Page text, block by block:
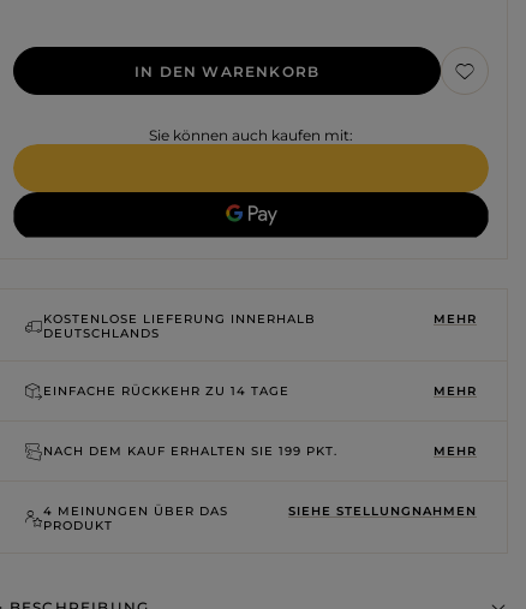
ROTE
WEISSE
IN DEN WARENKORB
Sie können auch kaufen mit:
KOSTENLOSE LIEFERUNG INNERHALB
DEUTSCHLANDS
MEHR
EINFACHE RÜCKKEHR ZU 14 TAGE MEHR
NACH DEM KAUF ERHALTEN SIE 199 PKT. MEHR
4 MEINUNGEN ÜBER DAS
PRODUKT
SIEHE STELLUNGNAHMEN